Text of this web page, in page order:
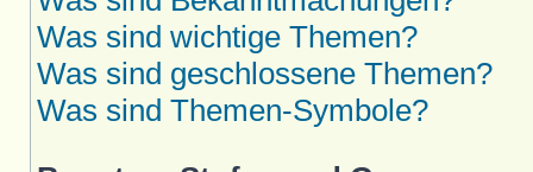
Was sind wichtige Themen?
Was sind geschlossene Themen?
Was sind Themen-Symbole?